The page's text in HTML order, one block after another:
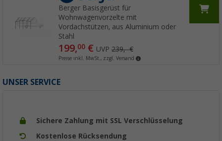
Berger Basisgerüst für
Wohnwagenvorzelte mit
Vordachstützen, aus Aluminium oder
Stahl
199,00€ UVP239,- €
Preise inkl. MwSt., zzgl. Versand
UNSER SERVICE
Sichere Zahlung mit SSL Verschlüsselung
Kostenlose Rücksendung